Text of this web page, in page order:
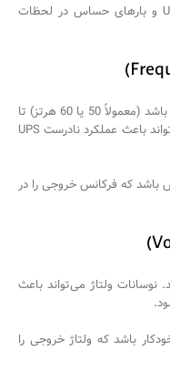
موتور برق باید توان کافی برای راه‌اندازی UPS و بارهای حساس در لحظات
موتور برق باید فرکانس خروجی پایداری داشته باشد (معمولاً 50 یا 60 هرتز) تا
UPS به درستی کار کند. نوسانات فرکانس می‌تواند باعث عملکرد نادرست UPS
باشد که فرکانس خروجی را در
نوسانات ولتاژ می‌تواند باعث
باشد که ولتاژ خروجی را